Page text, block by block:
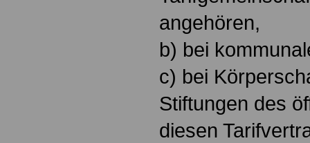
angehören,
b) bei
c) bei
Stiftungen des
diesen